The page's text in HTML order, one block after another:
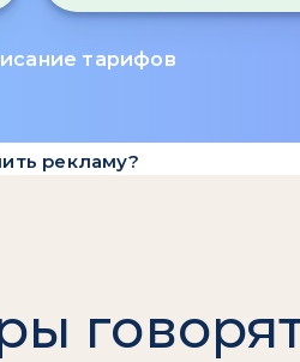
тарифов
рекламу?